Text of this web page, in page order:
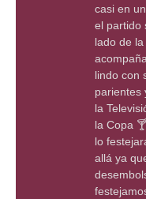
casi en
el partido
lado de
lindo con
parientes
la
la Copa 🍸
lo
allá ya